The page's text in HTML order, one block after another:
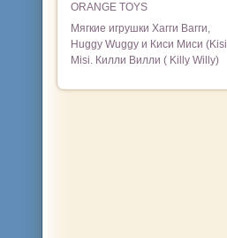
ORANGE TOYS
Мягкие игрушки Хагги Вагги,
Huggy Wuggy и Киси Миси (Kisi
Misi. Килли Вилли ( Killy Willy)